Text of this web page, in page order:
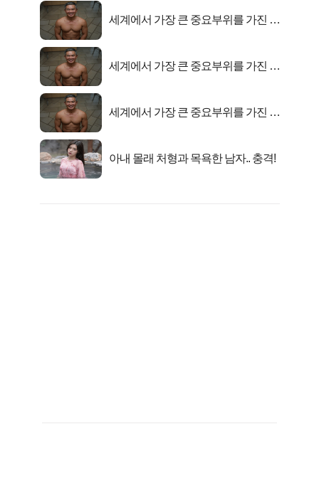
세계에서 가장 큰 중요부위를 가진 남
세계에서 가장 큰 중요부위를 가진 남
세계에서 가장 큰 중요부위를 가진 남
아내 몰래 처형과 목욕한 남자.. 충격!